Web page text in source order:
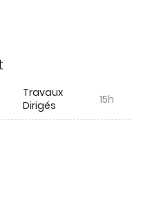
Travaux
Dirigés
15h